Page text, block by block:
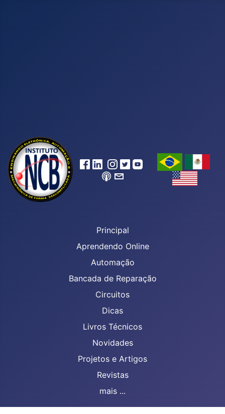
Principal
Aprendendo Online
Automação
Bancada de Reparação
Circuitos
Dicas
Livros Técnicos
Novidades
Projetos e Artigos
Revistas
mais ...